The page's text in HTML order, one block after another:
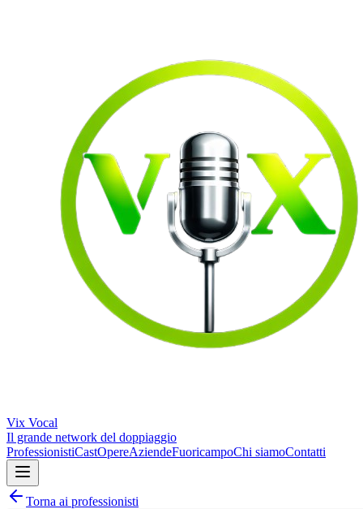
Vix Vocal
Il grande network del doppiaggio
ProfessionistiCastOpereAziendeFuoricampoChi siamoContatti
Torna ai professionisti